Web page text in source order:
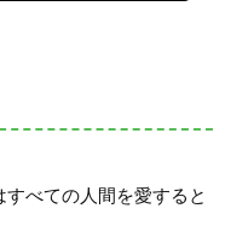
べての人間を愛すると